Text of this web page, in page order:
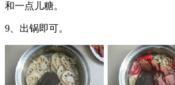
和一点儿糖。
9、出锅即可。